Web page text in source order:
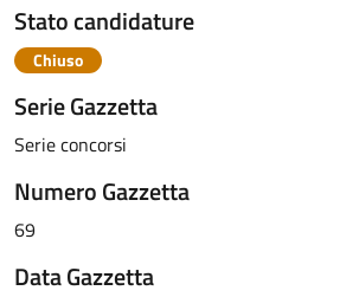
Stato candidature
Chiuso
Serie Gazzetta
Serie concorsi
Numero Gazzetta
69
Data Gazzetta